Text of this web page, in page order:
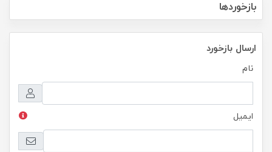
بازخوردها
ارسال بازخورد
نام
ایمیل